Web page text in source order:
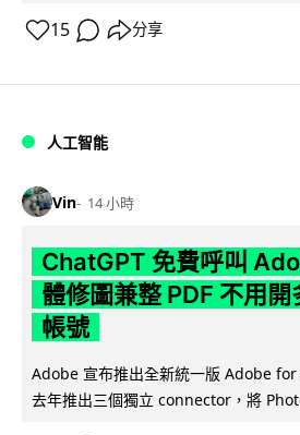
15 分享
人工智能
Vin 14 小時
ChatGPT 免費呼叫
體修圖兼整 PDF 不用開
帳號
Adobe 宣布推出全新統一版 Adobe for
去年推出三個獨立 connector，將